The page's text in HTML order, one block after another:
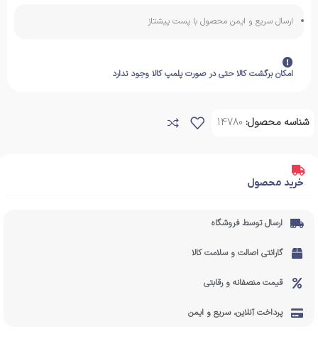
ارسال سریع و ایمن محصول با پست پیشتاز
امکان برگشت کالا حتی در صورت پلمپ کالا وجود ندارد
شناسه محصول: 14780
خرید محصول
ارسال توسط فروشگاه
گارانتی اصالت و سلامت کالا
قیمت منصفانه و رقابتی
پرداخت آنلاین، سریع و ایمن